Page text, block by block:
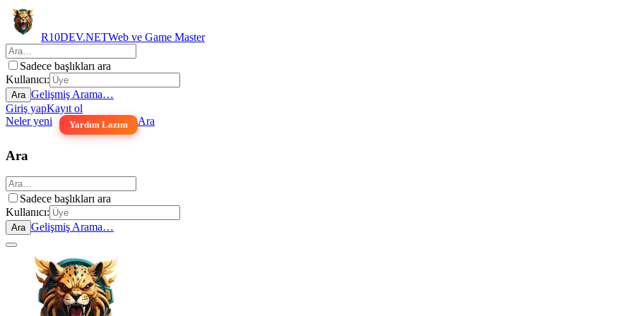
R10DEV.NETWeb ve Game Master
Sadece başlıkları ara
Kullanıcı:
Ara Gelişmiş Arama…
Giriş yapKayıt ol
Neler yeni
Yardım Lazım Ara
Ara
Sadece başlıkları ara
Kullanıcı:
Ara Gelişmiş Arama…